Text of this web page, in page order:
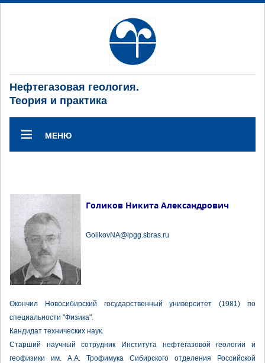
Нефтегазовая геология.
Теория и практика
МЕНЮ
Голиков Никита Александрович
GolikovNA@ipgg.sbras.ru
Окончил Новосибирский государственный университет (1981) по
специальности "Физика".
Кандидат технических наук.
Старший научный сотрудник Института нефтегазовой геологии и
геофизики им. А.А. Трофимука Сибирского отделения Российской